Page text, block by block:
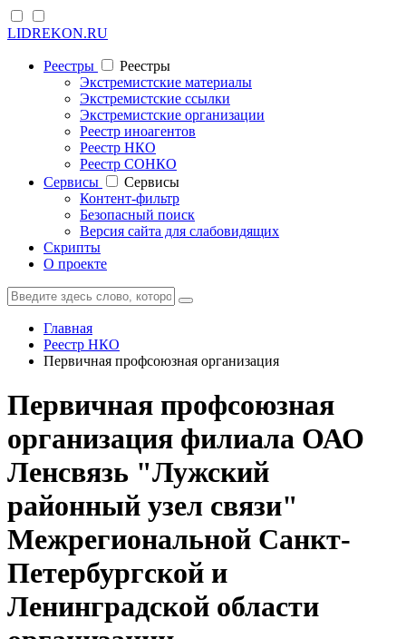
LIDREKON.RU
Реестры
Реестры
Экстремистские материалы
Экстремистские ссылки
Экстремистские организации
Реестр иноагентов
Реестр НКО
Реестр СОНКО
Cервисы
Cервисы
Контент-фильтр
Безопасный поиск
Версия сайта для слабовидящих
Скрипты
О проекте
Главная
Реестр НКО
Первичная профсоюзная организация
Первичная профсоюзная
организация филиала ОАО
Ленсвязь "Лужский
районный узел связи"
Межрегиональной Санкт-
Петербургской и
Ленинградской области